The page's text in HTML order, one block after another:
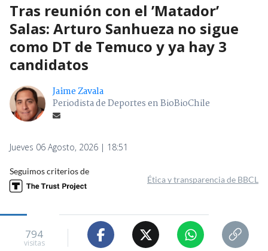
Tras reunión con el ’Matador’
Salas: Arturo Sanhueza no sigue
como DT de Temuco y ya hay 3
candidatos
Jaime Zavala
Periodista de Deportes en BioBioChile
Jueves 06 Agosto, 2026 | 18:51
Seguimos criterios de
Ética y transparencia de BBCL
794
visitas